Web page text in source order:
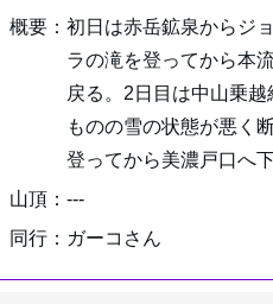
概要：初日は赤岳鉱泉からジ
ラの滝を登ってから本
戻る。2日目は中山乗
ものの雪の状態が悪く
登ってから美濃戸口へ下
山頂：---
同行：ガーコさん